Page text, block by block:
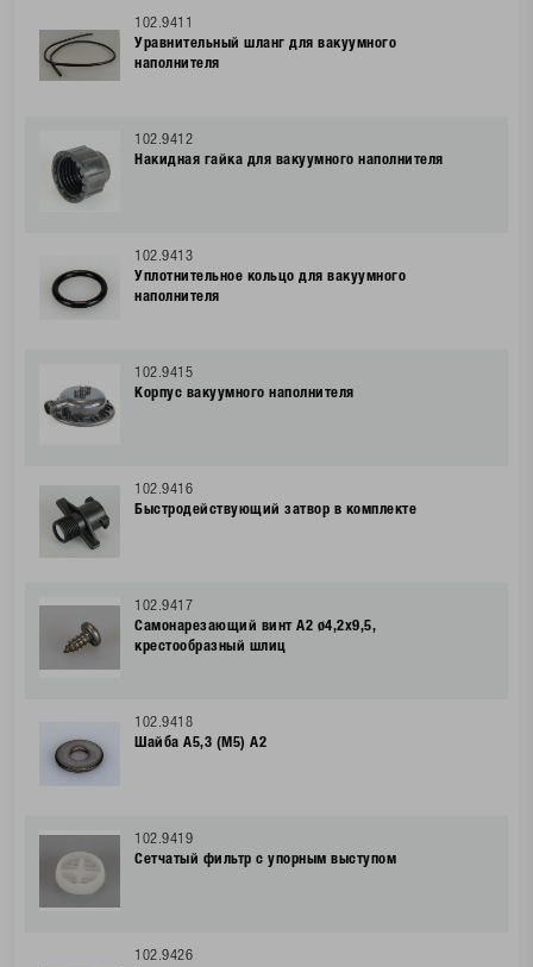
102.9411
Уравнительный шланг для вакуумного
наполнителя
102.9412
Накидная гайка для вакуумного наполнителя
102.9413
Уплотнительное кольцо для вакуумного
наполнителя
102.9415
Корпус вакуумного наполнителя
102.9416
Быстродействующий затвор в комплекте
102.9417
Самонарезающий винт А2 ø4,2x9,5,
крестообразный шлиц
102.9418
Шайба A5,3 (M5) A2
102.9419
Сетчатый фильтр с упорным выступом
102.9426